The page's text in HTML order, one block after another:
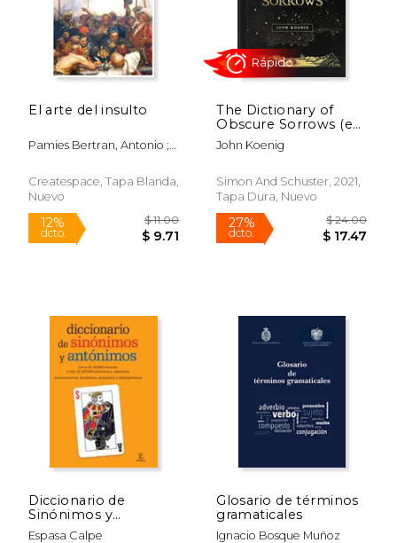
El arte del insulto
Pamies Bertran, Antonio ;
Jose ; Luque Duran, Juan
De Dios
Createspace, Tapa Blanda,
Nuevo
The Dictionary of
Obscure Sorrows (en
Inglés)
John Koenig
Simon And Schuster, 2021,
Tapa Dura, Nuevo
27%
dcto.
Rápido
Diccionario de
Sinónimos y
Antónimos
Espasa Calpe
Glosario de términos
gramaticales
Ignacio Bosque Muñoz